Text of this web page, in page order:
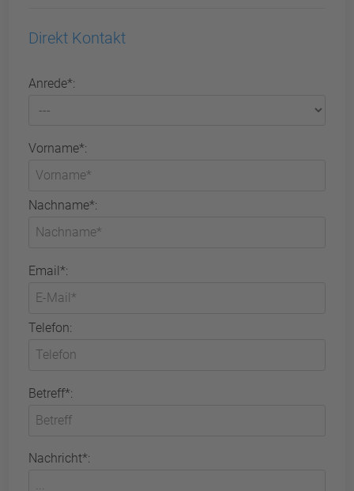
Direkt Kontakt
Anrede*:
Vorname*:
Nachname*:
Email*:
Telefon:
Betreff*:
Nachricht*: